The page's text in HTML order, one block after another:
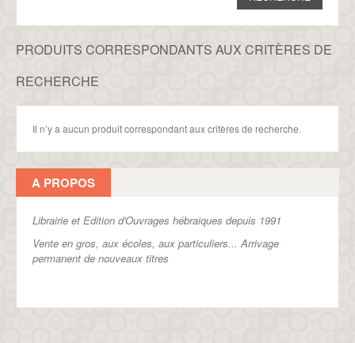
PRODUITS CORRESPONDANTS AUX CRITÈRES DE
RECHERCHE
Il n’y a aucun produit correspondant aux critères de recherche.
A PROPOS
Librairie et Edition d'Ouvrages hébraiques depuis 1991
Vente en gros, aux écoles, aux particuliers...Arrivage
permanent de nouveaux titres